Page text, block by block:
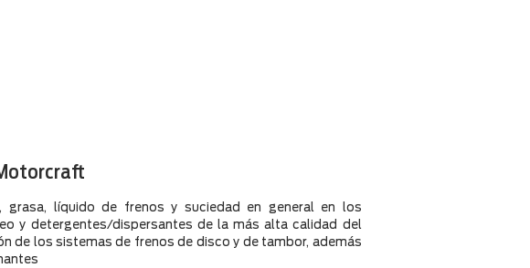
grasa, líquido de frenos y suciedad en general en los
y detergentes/dispersantes de la más alta calidad del
de los sistemas de frenos de disco y de tambor, además